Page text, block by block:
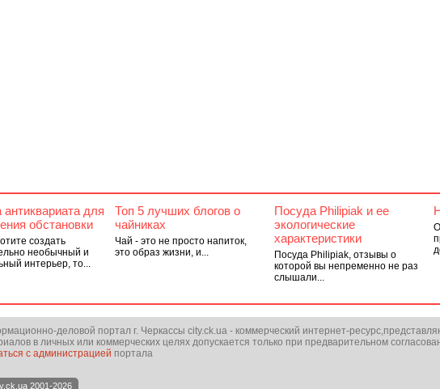
антиквариата для
обстановки
создать
необычный и
интерьер, то...
Топ 5 лучших блогов о
чайниках
Чай - это не просто напиток,
это образ жизни, и...
Посуда Philipiak и ее
экологические
характеристики
Посуда Philipiak, отзывы о
которой вы непременно не раз
слышали...
деловой портал г. Черкассы city.ck.ua - коммерческий интернет-
в личных или коммерческих целях допускается только при предварительном
с администрацией портала
2001-2026